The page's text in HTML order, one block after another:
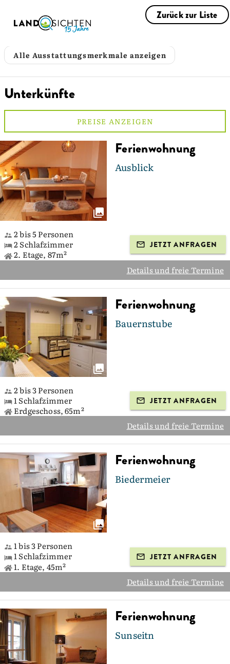
Zurück zur Liste
Alle Ausstattungsmerkmale anzeigen
Unterkünfte
PREISE ANZEIGEN
Ferienwohnung
Ausblick
2 bis 5 Personen
2 Schlafzimmer
2. Etage, 87m²
JETZT ANFRAGEN
Details und freie Termine
Ferienwohnung
Bauernstube
2 bis 3 Personen
1 Schlafzimmer
Erdgeschoss, 65m²
JETZT ANFRAGEN
Details und freie Termine
Ferienwohnung
Biedermeier
1 bis 3 Personen
1 Schlafzimmer
1. Etage, 45m²
JETZT ANFRAGEN
Details und freie Termine
Ferienwohnung
Sunseitn